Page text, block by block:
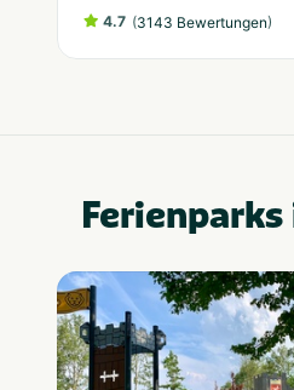
4.7 (3143 Bewertungen)